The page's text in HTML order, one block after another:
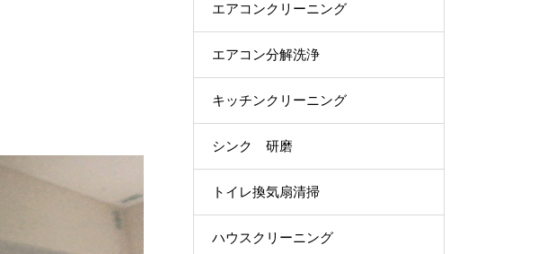
エアコンクリーニング
エアコン分解洗浄
キッチンクリーニング
シンク 研磨
トイレ換気扇清掃
ハウスクリーニング